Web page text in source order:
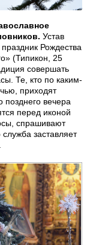
Устав
Рождества
(Типикон, 25
совершать
Те, кто по каким-
приходят
вечера
перед иконой
спрашивают
заставляет